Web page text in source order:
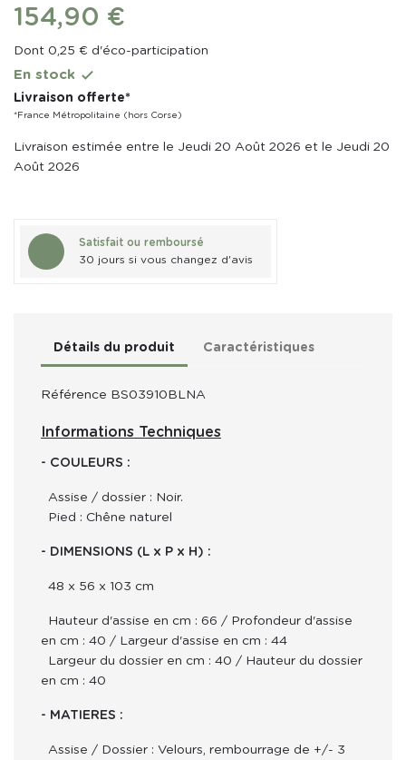
154,90 €
Dont 0,25 € d'éco-participation
En stock 
Livraison offerte*
*France Métropolitaine (hors Corse)
Livraison estimée entre le Jeudi 20 Août 2026 et le Jeudi 20
Août 2026
Satisfait ou remboursé
30 jours si vous changez d'avis
Détails du produit Caractéristiques
Référence BS03910BLNA
Informations Techniques
- COULEURS :
Assise / dossier : Noir.
Pied : Chêne naturel
- DIMENSIONS (L x P x H) :
48 x 56 x 103 cm
Hauteur d'assise en cm : 66 / Profondeur d'assise
en cm : 40 / Largeur d'assise en cm : 44
Largeur du dossier en cm : 40 / Hauteur du dossier
en cm : 40
- MATIERES :
Assise / Dossier : Velours, rembourrage de +/- 3